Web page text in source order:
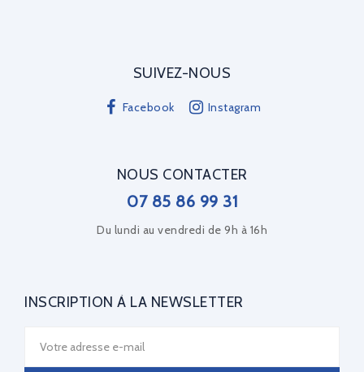
SUIVEZ-NOUS
Facebook Instagram
NOUS CONTACTER
07 85 86 99 31
Du lundi au vendredi de 9h à 16h
INSCRIPTION À LA NEWSLETTER